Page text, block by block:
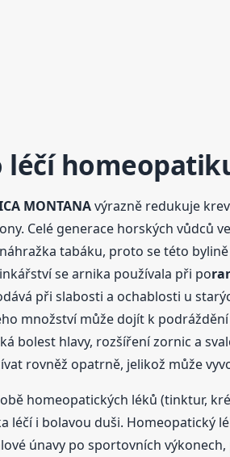
léčí
MONTANAvýrazně redukuje
Celé generace horských vůdců
tabáku, proto se této
se arnika používala při po
při slabosti a ochablosti u
množství může dojít k
bolest hlavy, rozšíření zornic a
rovněž opatrně, jelikož může
homeopatických léků (tinktur,
léčí i bolavou duši. Homeopatický
únavy po sportovních výkonech,